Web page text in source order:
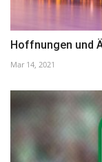
Hoffnungen und
Mar 14, 2021